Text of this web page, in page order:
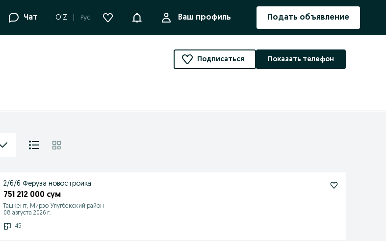
Чат O'Z Рус УведомленияВаш профиль Подать объявление
Подписаться Показать телефон
2/6/6 Феруза новостройка
751 212 000 сум
Ташкент, Мирзо-Улугбекский район
08 августа 2026 г.
45